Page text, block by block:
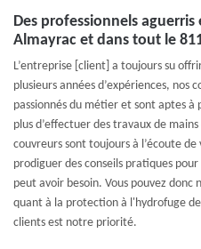
Des professionnels
Almayrac et dans tout le
L’entreprise [client] a toujours su
plusieurs années d’expériences, nos
passionnés du métier et sont aptes
plus d’effectuer des travaux de
couvreurs sont toujours à l’écoute
prodiguer des conseils pratiques
peut avoir besoin. Vous pouvez
quant à la protection à l'hydrofuge
clients est notre priorité.